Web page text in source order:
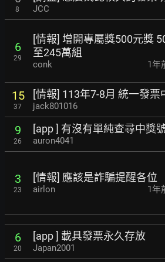
8 JCC
6
29
[情報] 增開專屬獎500元獎
至245萬組
conk 1年
15
37
[情報] 113年7-8月 統一發票
jack801016
9
26
[app ] 有沒有單純查尋中獎
auron4041
3
23
[情報] 應該是詐騙提醒各位
airlon 1年
6
20
[app ] 載具發票永久存放
Japan2001